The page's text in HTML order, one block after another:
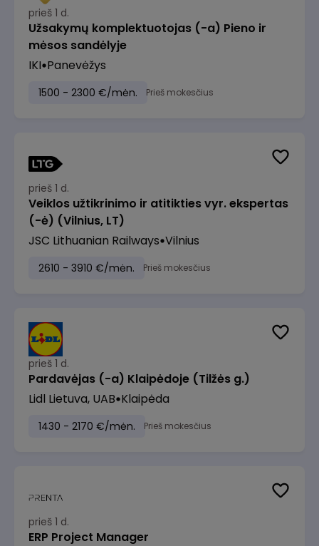
prieš 1 d.
Užsakymų komplektuotojas (-a) Pieno ir
mėsos sandėlyje
IKI Panevėžys
1500 - 2300 €/mėn. Prieš mokesčius
prieš 1 d.
Veiklos užtikrinimo ir atitikties vyr. ekspertas
(-ė) (Vilnius, LT)
JSC Lithuanian Railways Vilnius
2610 - 3910 €/mėn. Prieš mokesčius
prieš 1 d.
Pardavėjas (-a) Klaipėdoje (Tilžės g.)
Lidl Lietuva, UAB Klaipėda
1430 - 2170 €/mėn. Prieš mokesčius
prieš 1 d.
ERP Project Manager